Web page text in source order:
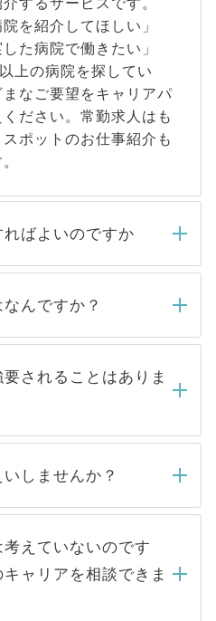
を紹介してほしい」
た病院で働きたい」
上の病院を探してい
なご要望をキャリアパ
ださい。常勤求人はも
ポットのお仕事紹介も
ばよいのですか
たら、弊社担当者がご
その後メールもしくは
日以内にはご連絡をせて
しばらくお待ちくださ
んですか？
で取り扱っている求人の
サイトからご覧いただ
」です。非公開求人は
、一般には公開してい
ため 人気のある医療機
と、応募が殺到する場
る条件に合った人材の
依頼するケースが増え
されることはありま
ることは一切ありませ
先から内定をいただい
ありません。内定先へ
リアパートナーが行い
しませんか？
ることはありませんの
。当サイトからの登録
録者様の個人情報は、
ップおよび転職活動の
たします。お預かりし
えていないのです
ャリアを相談できま